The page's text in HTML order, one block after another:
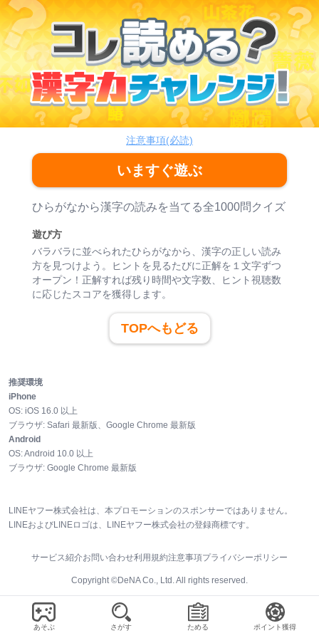
コレ読める？漢字力チャレンジ
脳トレ
注意事項(必読)
いますぐ遊ぶ
ゲーム紹介
ひらがなから漢字の読みを当てる全1000問クイズ
遊び方
バラバラに並べられたひらがなから、漢字の正しい読み
方を見つけよう。ヒントを見るたびに正解を１文字ずつ
オープン！正解すれば残り時間や文字数、ヒント視聴数
に応じたスコアを獲得します。
TOPへもどる
推奨環境
iPhone
OS: iOS 16.0 以上
ブラウザ: Safari 最新版、Google Chrome 最新版
Android
OS:Android 10.0 以上
ブラウザ: Google Chrome 最新版
LINEヤフー株式会社は、本プロモーションのスポンサーではありません。
LINEおよびLINEロゴは、LINEヤフー株式会社の登録商標です。
サービス紹介お問い合わせ利用規約注意事項プライバシーポリシー
Copyright ©DeNA Co., Ltd. All rights reserved.
あそぶ さがす ためる ポイント獲得